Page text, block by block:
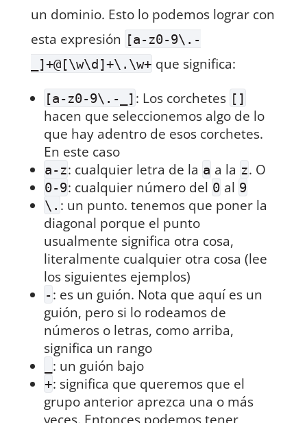
un dominio. Esto lo podemos lograr con
esta expresión [a-z0-9\.-
_]+@[\w\d]+\.\w+ que significa:
[a-z0-9\.-_] : Los corchetes []
hacen que seleccionemos algo de lo
que hay adentro de esos corchetes.
En este caso
a-z: cualquier letra de la a a la z. O
0-9: cualquier número del 0 al 9
\. : un punto. tenemos que poner la
diagonal porque el punto
usualmente significa otra cosa,
literalmente cualquier otra cosa (lee
los siguientes ejemplos)
-: es un guión. Nota que aquí es un
guión, pero si lo rodeamos de
números o letras, como arriba,
significa un rango
: un guión bajo
+: significa que queremos que el
grupo anterior aprezca una o más